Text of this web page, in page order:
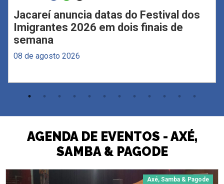
Jacareí anuncia datas do Festival dos
Imigrantes 2026 em dois finais de
semana
08 de agosto 2026
AGENDA DE EVENTOS - AXÉ,
SAMBA & PAGODE
Axé, Samba & Pagode